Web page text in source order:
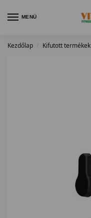
MENÜ
Kezdőlap / Kifutott termékek